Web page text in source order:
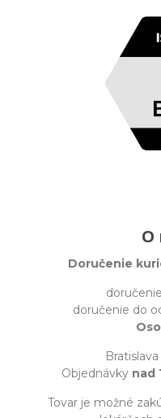
O
Doručenie
doručenie do
Objednávky nad
Tovar je možné